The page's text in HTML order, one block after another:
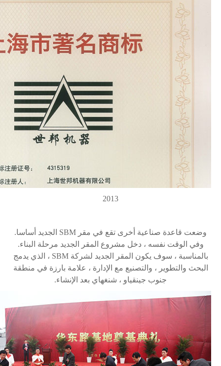
2013
وضعت قاعدة صناعية أخرى تقع في مقر SBM الجديد أساسا.
وفي الوقت نفسه ، دخل مشروع المقر الجديد مرحلة البناء.
بالمناسبة ، سوف يكون المقر الجديد لشركةSBM ، الذي يدمج
البحث والتطوير ، والتصنيع مع الإدارة ، علامة بارزة في منطقة
جنوب جينقياو ، شنغهاي بعد الإنشاء.